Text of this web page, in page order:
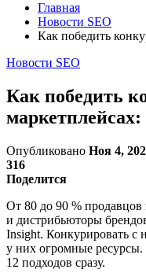
Главная
Новости SEO
Как победить
Новости SEO
Как победить
маркетплейсах:
Опубликовано Ноя 4,
316
Поделится
От 80 до 90 %
и дистрибьюторы
Insight. Конкурировать
у них огромные
12 подходов сразу.